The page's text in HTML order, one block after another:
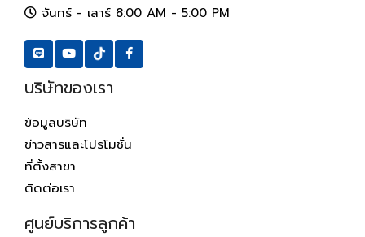
จันทร์ - เสาร์ 8:00 AM - 5:00 PM
บริษัทของเรา
ข้อมูลบริษัท
ข่าวสารและโปรโมชั่น
ที่ตั้งสาขา
ติดต่อเรา
ศูนย์บริการลูกค้า